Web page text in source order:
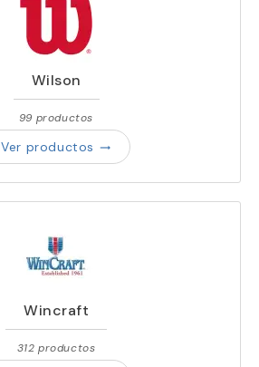
Wilson
99 productos
Ver productos trending_flat
Wincraft
312 productos